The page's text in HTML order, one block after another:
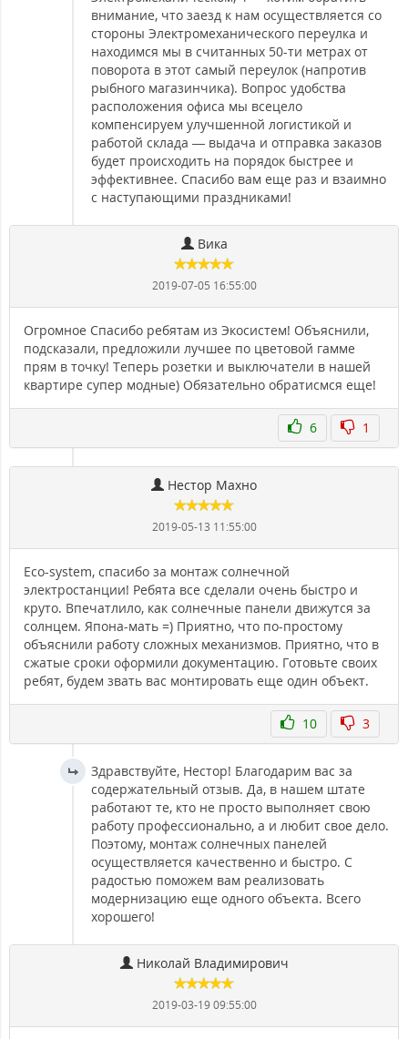
внимание, что заезд к нам осуществляется со
стороны Электромеханического переулка и
находимся мы в считанных 50-ти метрах от
поворота в этот самый переулок (напротив
рыбного магазинчика). Вопрос удобства
расположения офиса мы всецело
компенсируем улучшенной логистикой и
работой склада — выдача и отправка заказов
будет происходить на порядок быстрее и
эффективнее. Спасибо вам еще раз и взаимно
с наступающими праздниками!
Вика
2019-07-05 16:55:00
Огромное Спасибо ребятам из Экосистем! Объяснили,
подсказали, предложили лучшее по цветовой гамме
прям в точку! Теперь розетки и выключатели в нашей
квартире супер модные) Обязательно обратисмся еще!
6 1
Нестор Махно
2019-05-13 11:55:00
Eco-system, спасибо за монтаж солнечной
электростанции! Ребята все сделали очень быстро и
круто. Впечатлило, как солнечные панели движутся за
солнцем. Япона-мать =) Приятно, что по-простому
объяснили работу сложных механизмов. Приятно, что в
сжатые сроки оформили документацию. Готовьте своих
ребят, будем звать вас монтировать еще один объект.
10 3
Здравствуйте, Нестор! Благодарим вас за
содержательный отзыв. Да, в нашем штате
работают те, кто не просто выполняет свою
работу профессионально, а и любит свое дело.
Поэтому, монтаж солнечных панелей
осуществляется качественно и быстро. С
радостью поможем вам реализовать
модернизацию еще одного объекта. Всего
хорошего!
Николай Владимирович
2019-03-19 09:55:00